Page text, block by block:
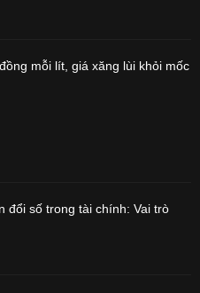
mỗi lít, giá xăng lùi khỏi mốc
đổi số trong tài chính: Vai trò